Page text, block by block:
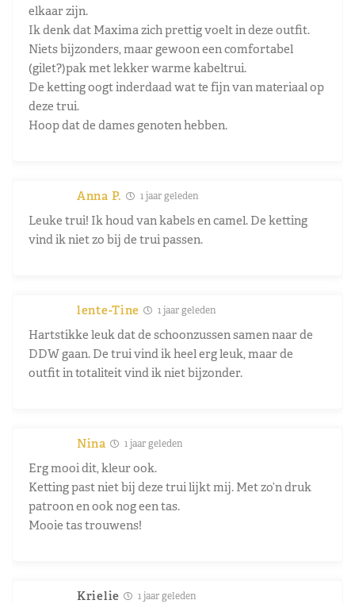
elkaar zijn.
Ik denk dat Maxima zich prettig voelt in deze outfit.
Niets bijzonders, maar gewoon een comfortabel
(gilet?)pak met lekker warme kabeltrui.
De ketting oogt inderdaad wat te fijn van materiaal op
deze trui.
Hoop dat de dames genoten hebben.
Anna P. 1 jaar geleden
Leuke trui! Ik houd van kabels en camel. De ketting
vind ik niet zo bij de trui passen.
lente-Tine 1 jaar geleden
Hartstikke leuk dat de schoonzussen samen naar de
DDW gaan. De trui vind ik heel erg leuk, maar de
outfit in totaliteit vind ik niet bijzonder.
Nina 1 jaar geleden
Erg mooi dit, kleur ook.
Ketting past niet bij deze trui lijkt mij. Met zo’n druk
patroon en ook nog een tas.
Mooie tas trouwens!
Krielie 1 jaar geleden